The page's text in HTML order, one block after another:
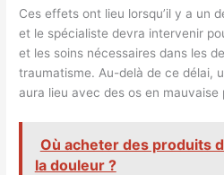
Ces effets ont lieu lorsqu’il y a un
et le spécialiste devra intervenir
et les soins nécessaires dans les
traumatisme. Au-delà de ce délai,
aura lieu avec des os en mauvaise
Où acheter des produits
la douleur ?